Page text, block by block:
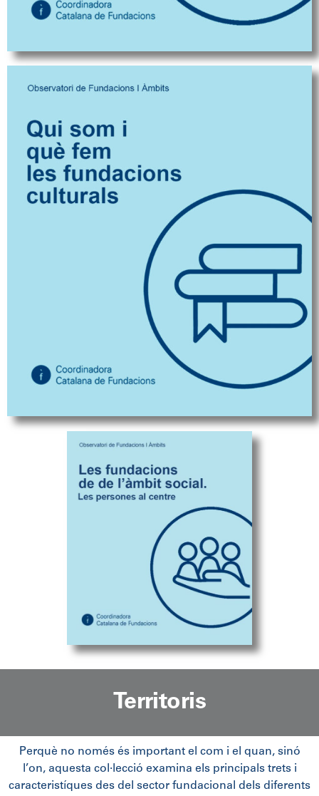
Territoris
Perquè no només és important el com i el quan, sinó
l’on, aquesta col·lecció examina els principals trets i
caracteristíques des del sector fundacional dels diferents